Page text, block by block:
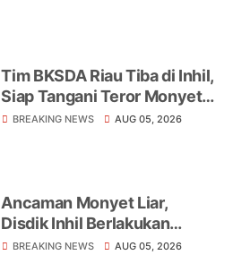
Tim BKSDA Riau Tiba di Inhil,
Siap Tangani Teror Monyet
Liar yang Telah Melukai 18
BREAKING NEWS AUG 05, 2026
Ancaman Monyet Liar,
Disdik Inhil Berlakukan
Belajar dari Rumah di
BREAKING NEWS AUG 05, 2026